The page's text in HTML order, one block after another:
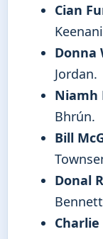
Cian
Donna
Jordan.
Niamh
Bhrún.
Bill
Donal
Charlie